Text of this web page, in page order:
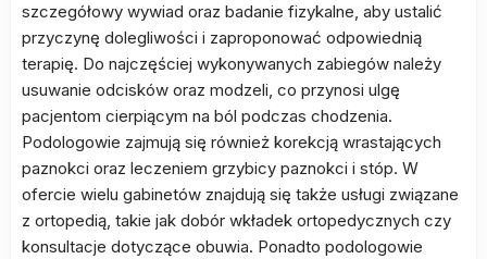
szczegółowy wywiad oraz badanie fizykalne, aby ustalić
przyczynę dolegliwości i zaproponować odpowiednią
terapię. Do najczęściej wykonywanych zabiegów należy
usuwanie odcisków oraz modzeli, co przynosi ulgę
pacjentom cierpiącym na ból podczas chodzenia.
Podologowie zajmują się również korekcją wrastających
paznokci oraz leczeniem grzybicy paznokci i stóp. W
ofercie wielu gabinetów znajdują się także usługi związane
z ortopedią, takie jak dobór wkładek ortopedycznych czy
konsultacje dotyczące obuwia. Ponadto podologowie